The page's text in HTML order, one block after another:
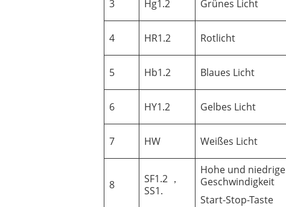
3 Hg1.2 Grünes Licht
4 HR1.2 Rotlicht
5 Hb1.2 Blaues Licht
6 HY1.2 Gelbes Licht
7 HW Weißes Licht
8
SF1.2 ，
SS1.
Hohe und niedrige
Geschwindigkeit
Start-Stop-Taste